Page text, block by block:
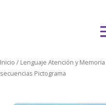
Inicio / Lenguaje Atención y Memoria
secuencias Pictograma